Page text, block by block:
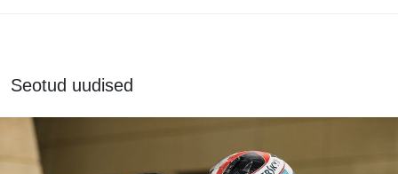
Seotud uudised